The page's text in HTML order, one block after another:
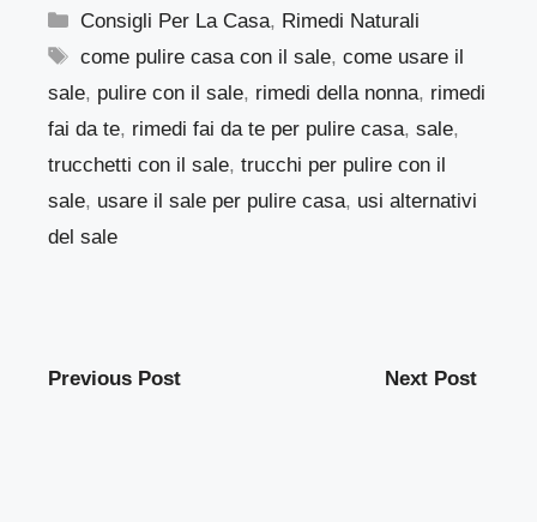
Categorie
Consigli Per La Casa, Rimedi Naturali
Tag
come pulire casa con il sale,come usare il
sale, pulire con il sale, rimedi della nonna, rimedi
fai da te, rimedi fai da te per pulire casa, sale,
trucchetti con il sale, trucchi per pulire con il
sale, usare il sale per pulire casa, usi alternativi
del sale
Previous Post Next Post